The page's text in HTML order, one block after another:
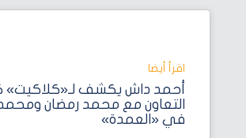
اقرأ أيضا‎
أحمد داش يكشف لـ«كلاكيت»
التعاون مع محمد رمضان
في «العمدة»